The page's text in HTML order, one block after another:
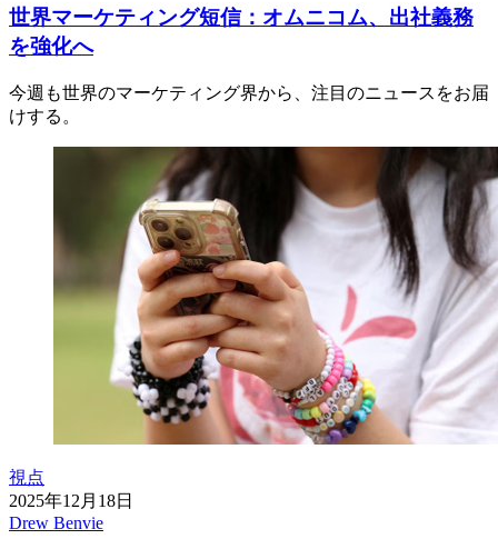
世界マーケティング短信：オムニコム、出社義務
を強化へ
今週も世界のマーケティング界から、注目のニュースをお届
けする。
視点
2025年12月18日
Drew Benvie